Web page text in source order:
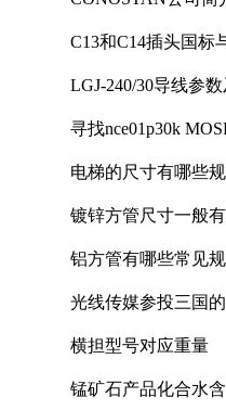
C13和C14插头国标
LGJ-240/30导线参
寻找nce01p30k
电梯的尺寸有哪些
镀锌方管尺寸一般
铝方管有哪些常见
光线传媒参投三国
横担型号对应重量
锰矿石产品化合水